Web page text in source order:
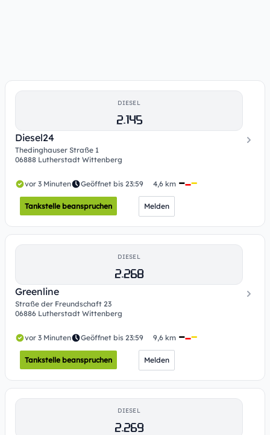
DIESEL
2.145
Diesel24
Thedinghauser Straße 1
06888 Lutherstadt Wittenberg
vor 3 Minuten Geöffnet bis 23:59 4,6 km
Tankstelle beanspruchen Melden
DIESEL
2.268
Greenline
Straße der Freundschaft 23
06886 Lutherstadt Wittenberg
vor 3 Minuten Geöffnet bis 23:59 9,6 km
Tankstelle beanspruchen Melden
DIESEL
2.269